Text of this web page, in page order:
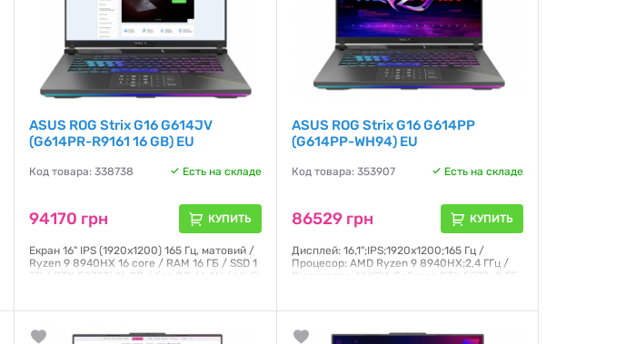
ASUS ROG Strix G16 G614JV
(G614PR-R9161 16 GB) EU
Код товара: 338738 Есть на складе
94170 грн КУПИТЬ
Екран 16" IPS (1920x1200) 165 Гц, матовий /
Ryzen 9 8940HX 16 core / RAM 16 ГБ / SSD 1
TB / RTX 5070Ti 16 GB / без ОД / LAN / Wi-Fi
Гарантия:12 месяцев
ASUS ROG Strix G16 G614PP
(G614PP-WH94) EU
Код товара: 353907 Есть на складе
86529 грн КУПИТЬ
Дисплей: 16,1";IPS;1920x1200;165 Гц /
Процесор: AMD Ryzen 9 8940HX;2,4 ГГц /
Відеокарта: NVIDIA GeForce RTX 5070, 8 ГБ
Гарантия: